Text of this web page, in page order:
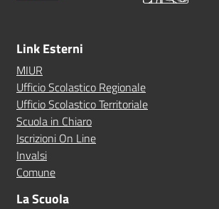
Link Esterni
MIUR
Ufficio Scolastico Regionale
Ufficio Scolastico Territoriale
Scuola in Chiaro
Iscrizioni On Line
Invalsi
Comune
La Scuola